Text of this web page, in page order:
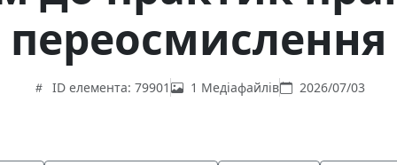
переосмислення
ID елемента: 79901 1 Медіафайлів 2026/07/03